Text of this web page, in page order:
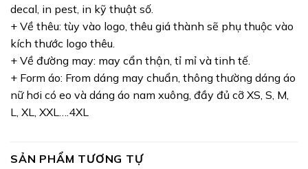
decal, in pest, in kỹ thuật số.
+ Về thêu: tùy vào logo, thêu giá thành sẽ phụ thuộc vào
kích thước logo thêu.
+ Về đường may: may cẩn thận, tỉ mỉ và tinh tế.
+ Form áo: From dáng may chuẩn, thông thường dáng áo
nữ hơi có eo và dáng áo nam xuông, đầy đủ cỡ XS, S, M,
L, XL, XXL….4XL
SẢN PHẨM TƯƠNG TỰ